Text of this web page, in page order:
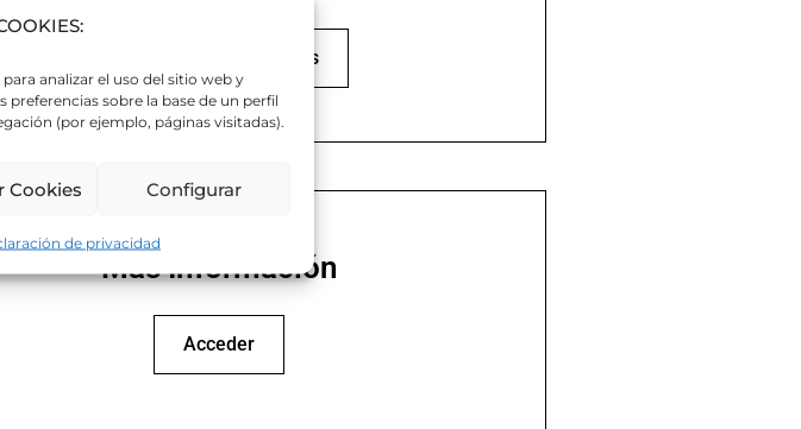
analizar el uso del sitio web y
sobre la base de un perfil
(por ejemplo, páginas visitadas).
Cookies Configurar
de privacidad
Ver Paradas y Horarios
Más Información
Acceder